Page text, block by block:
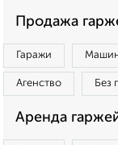
Продажа
Гаражи
Агенство Без
Аренда